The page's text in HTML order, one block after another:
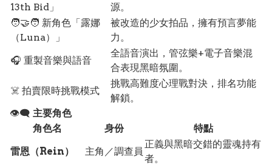
13th Bid」
源。
🧑‍🤝‍🧑 新角色「露娜
（Luna）」
被改造的少女拍品，擁有預言夢能
力。
🎧 重製音樂與語音
全語音演出，管弦樂+電子音樂混
合表現黑暗氛圍。
☠️ 拍賣限時挑戰模式
挑戰高難度心理戰對決，排名功能
解鎖。
👁️‍🗨️ 主要角色
角色名
身份
特點
雷恩（Rein）
主角／調查員
正義與黑暗交錯的靈魂持有
者。